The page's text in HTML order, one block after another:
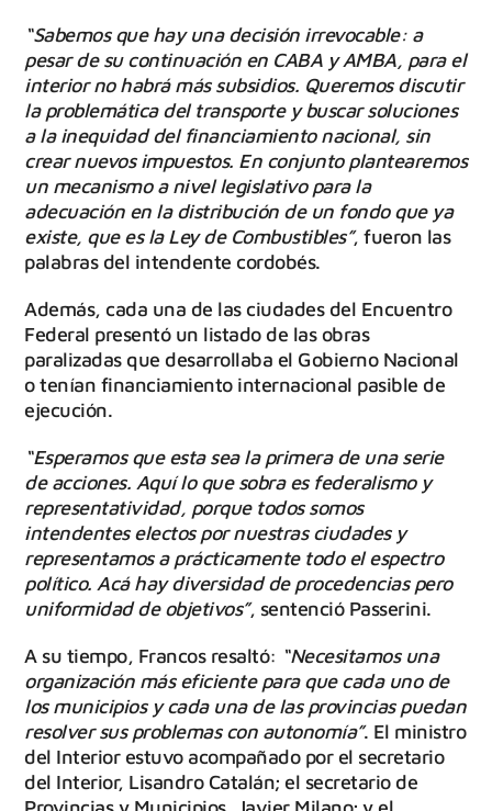
“Sabemos que hay una decisión irrevocable: a
pesar de su continuación en CABA y AMBA, para el
interior no habrá más subsidios. Queremos discutir
la problemática del transporte y buscar soluciones
a la inequidad del financiamiento nacional, sin
crear nuevos impuestos. En conjunto plantearemos
un mecanismo a nivel legislativo para la
adecuación en la distribución de un fondo que ya
existe, que es la Ley de Combustibles”, fueron las
palabras del intendente cordobés.
Además, cada una de las ciudades del Encuentro
Federal presentó un listado de las obras
paralizadas que desarrollaba el Gobierno Nacional
o tenían financiamiento internacional pasible de
ejecución.
“Esperamos que esta sea la primera de una serie
de acciones. Aquí lo que sobra es federalismo y
representatividad, porque todos somos
intendentes electos por nuestras ciudades y
representamos a prácticamente todo el espectro
político. Acá hay diversidad de procedencias pero
uniformidad de objetivos”, sentenció Passerini.
A su tiempo, Francos resaltó: “Necesitamos una
organización más eficiente para que cada uno de
los municipios y cada una de las provincias puedan
resolver sus problemas con autonomía”. El ministro
del Interior estuvo acompañado por el secretario
del Interior, Lisandro Catalán; el secretario de